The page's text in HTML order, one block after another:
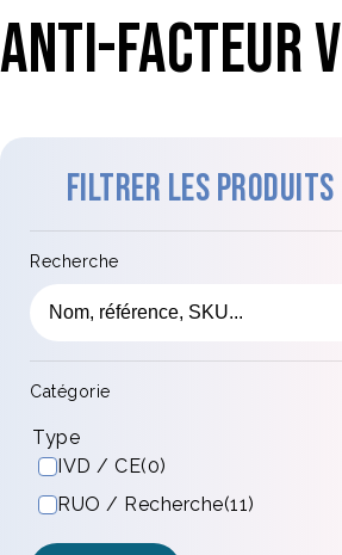
Anti-Facteur V
Filtrer les produits
Recherche
Catégorie
Type
IVD / CE(0)
RUO / Recherche(11)